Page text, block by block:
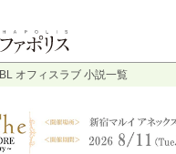
BL オフィスラブ 小説一覧